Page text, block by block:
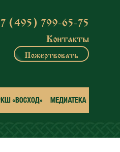
(495) 799-65-75
Контакты
Пожертвовать
«ВОСХОД» МЕДИАТЕКА